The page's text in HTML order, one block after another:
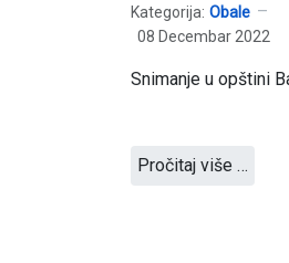
Kategorija: Obale
08 Decembar 2022
Snimanje u opštini
Pročitaj više …